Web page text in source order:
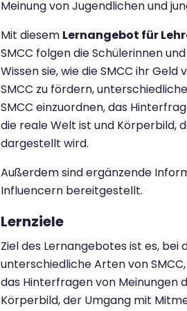
Meinung von Jugendlichen und
Mit diesem Lernangebot für
SMCC folgen die Schülerinnen
Wissen sie, wie die SMCC ihr
SMCC zu fördern,
SMCC einzuordnen, das
die reale Welt ist und Körperbild,
dargestellt wird.
Außerdem sind ergänzende
Influencern bereitgestellt.
Lernziele
Ziel des Lernangebotes ist es,
unterschiedliche Arten von
das Hinterfragen von Meinungen
Körperbild, der Umgang mit